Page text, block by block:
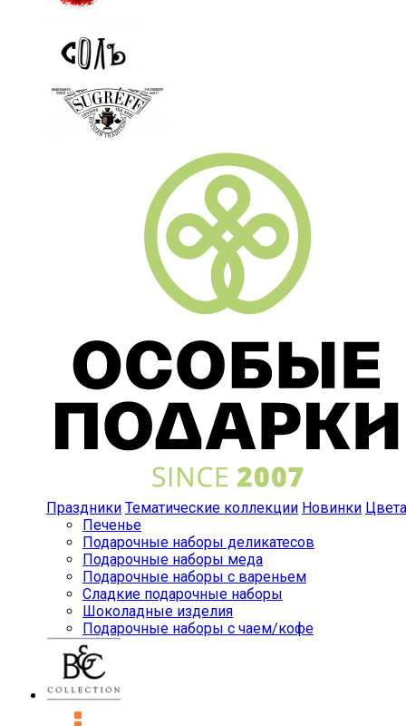
Праздники Тематические коллекции Новинки Цвета
Печенье
Подарочные наборы деликатесов
Подарочные наборы меда
Подарочные наборы с вареньем
Сладкие подарочные наборы
Шоколадные изделия
Подарочные наборы с чаем/кофе